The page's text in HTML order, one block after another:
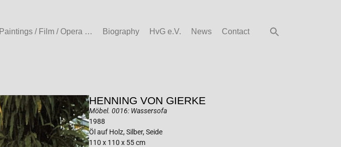
Paintings / Film / Opera … Biography HvG e.V. News Contact
HENNING VON GIERKE
Möbel. 0016: Wassersofa
1988
Öl auf Holz, Silber, Seide
110 x 110 x 55 cm